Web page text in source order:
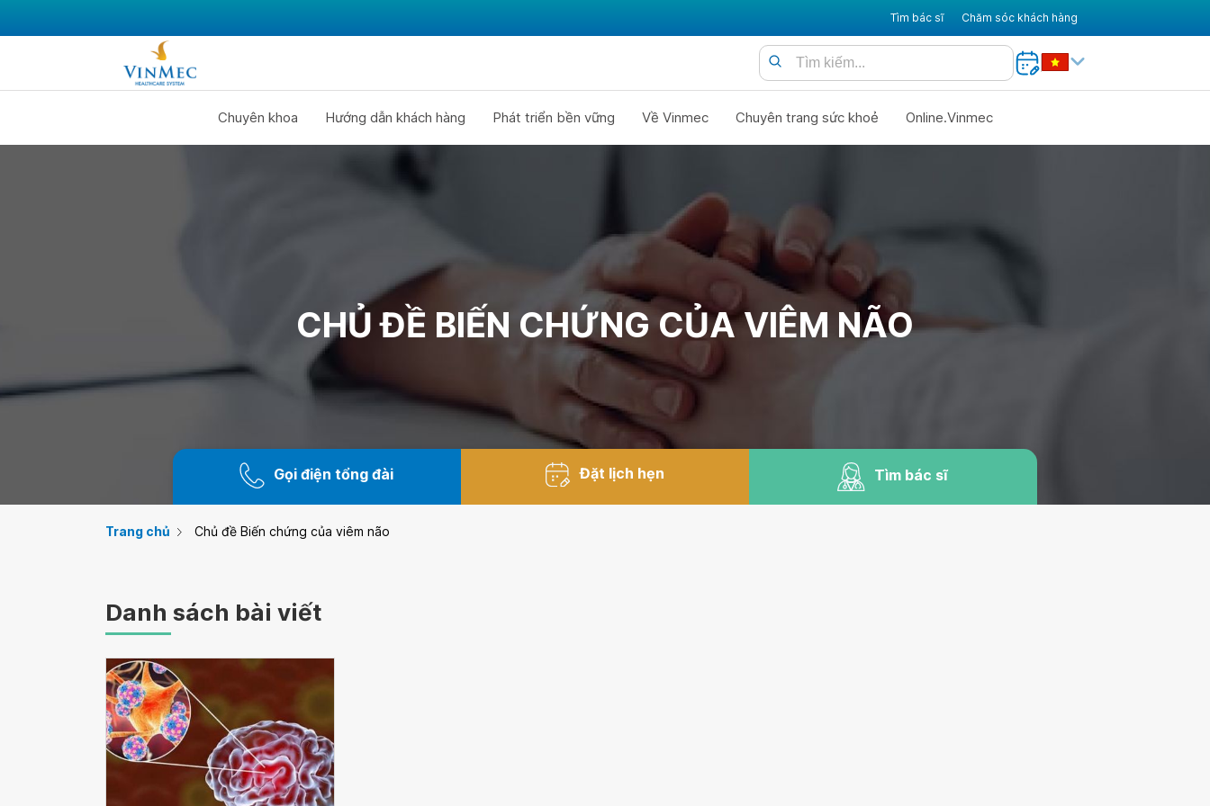
Tìm bác sĩ Chăm sóc khách hàng
Chuyên khoa Hướng dẫn khách hàng Phát triển bền vững Về Vinmec Chuyên trang sức khoẻ Online.Vinmec
CHỦ ĐỀ BIẾN CHỨNG CỦA VIÊM NÃO
Gọi điện tổng đài Đặt lịch hẹn Tìm bác sĩ
Trang chủ Chủ đề Biến chứng của viêm não
Danh sách bài viết